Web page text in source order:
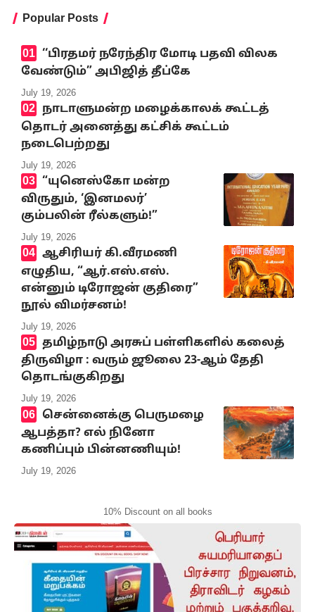
Popular Posts
‘‘பிரதமர் நரேந்திர மோடி பதவி விலக
வேண்டும்” அபிஜித் தீப்கே
July 19, 2026
நாடாளுமன்ற மழைக்காலக் கூட்டத்
தொடர் அனைத்து கட்சிக் கூட்டம்
நடைபெற்றது
July 19, 2026
“யுனெஸ்கோ மன்ற
விருதும், ‘இனமலர்’
கும்பலின் ரீல்களும்!”
July 19, 2026
ஆசிரியர் கி.வீரமணி
எழுதிய, “ஆர்.எஸ்.எஸ்.
என்னும் டிரோஜன் குதிரை”
நூல் விமர்சனம்!
July 19, 2026
தமிழ்நாடு அரசுப் பள்ளிகளில் கலைத்
திருவிழா : வரும் ஜூலை 23-ஆம் தேதி
தொடங்குகிறது
July 19, 2026
சென்னைக்கு பெருமழை
ஆபத்தா? எல் நினோ
கணிப்பும் பின்னணியும்!
July 19, 2026
10% Discount on all books